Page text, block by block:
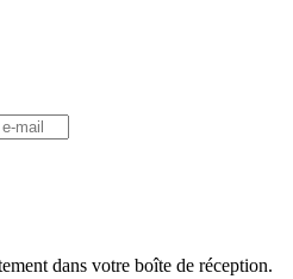
dans votre boîte de réception.